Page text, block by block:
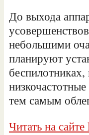
До выхода
небольшими
планируют
тем самым
Читать на